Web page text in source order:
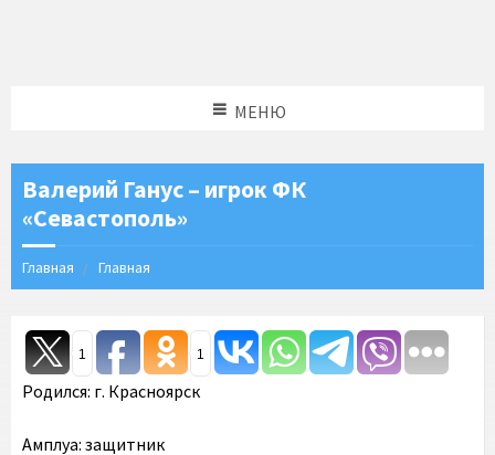
МЕНЮ
Валерий Ганус – игрок ФК
«Севастополь»
Главная Главная
1 1
Родился: г. Красноярск
Амплуа: защитник